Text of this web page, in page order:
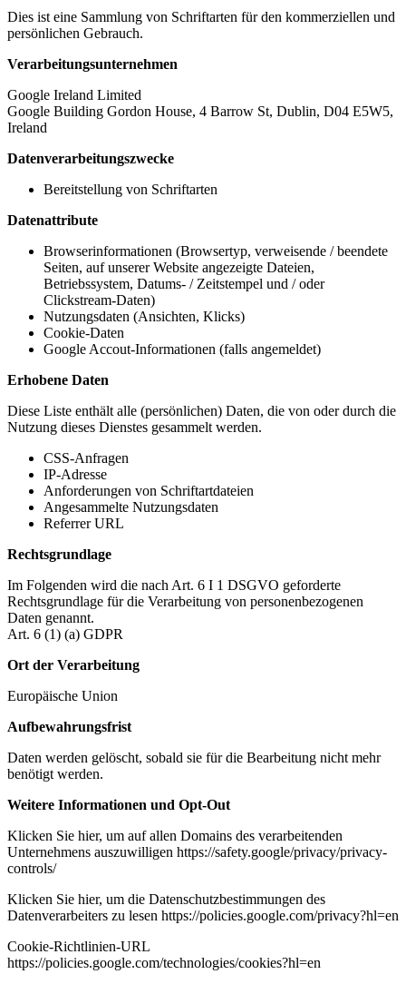
Dies ist eine Sammlung von Schriftarten für den kommerziellen und
persönlichen Gebrauch.
Verarbeitungsunternehmen
Google Ireland Limited
Google Building Gordon House, 4 Barrow St, Dublin, D04 E5W5,
Ireland
Datenverarbeitungszwecke
Bereitstellung von Schriftarten
Datenattribute
Browserinformationen (Browsertyp, verweisende / beendete
Seiten, auf unserer Website angezeigte Dateien,
Betriebssystem, Datums- / Zeitstempel und / oder
Clickstream-Daten)
Nutzungsdaten (Ansichten, Klicks)
Cookie-Daten
Google Accout-Informationen (falls angemeldet)
Erhobene Daten
Diese Liste enthält alle (persönlichen) Daten, die von oder durch die
Nutzung dieses Dienstes gesammelt werden.
CSS-Anfragen
IP-Adresse
Anforderungen von Schriftartdateien
Angesammelte Nutzungsdaten
Referrer URL
Rechtsgrundlage
Im Folgenden wird die nach Art. 6 I 1 DSGVO geforderte
Rechtsgrundlage für die Verarbeitung von personenbezogenen
Daten genannt.
Art. 6 (1) (a) GDPR
Ort der Verarbeitung
Europäische Union
Aufbewahrungsfrist
Daten werden gelöscht, sobald sie für die Bearbeitung nicht mehr
benötigt werden.
Weitere Informationen und Opt-Out
Klicken Sie hier, um auf allen Domains des verarbeitenden
Unternehmens auszuwilligen https://safety.google/privacy/privacy-
controls/
Klicken Sie hier, um die Datenschutzbestimmungen des
Datenverarbeiters zu lesen https://policies.google.com/privacy?hl=en
Cookie-Richtlinien-URL
https://policies.google.com/technologies/cookies?hl=en